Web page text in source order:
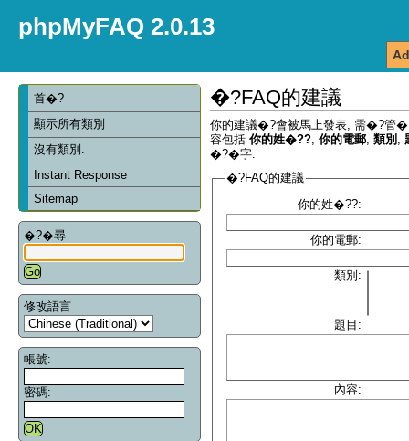
phpMyFAQ 2.0.13
首�?
顯示所有類別
沒有類別.
Instant Response
Sitemap
�?�尋
修改語言
帳號:
密碼:
�?FAQ的建議
你的建議�?會被馬上發表, 需�?管
容包括 你的姓�?? 你的電郵 類別
�?�字.
�?FAQ的建議
你的姓�??:
你的電郵:
類別:
題目:
內容: